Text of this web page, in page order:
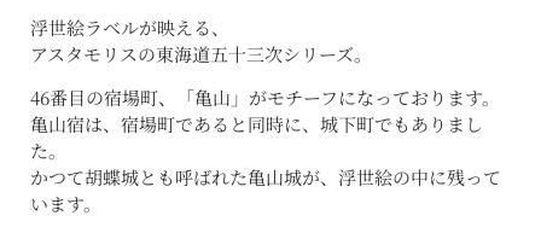
浮世絵ラベルが映える、
アスタモリスの東海道五十三次シリーズ。
46番目の宿場町、「亀山」がモチーフになっております。
亀山宿は、宿場町であると同時に、城下町でもありまし
た。
かつて胡蝶城とも呼ばれた亀山城が、浮世絵の中に残って
います。